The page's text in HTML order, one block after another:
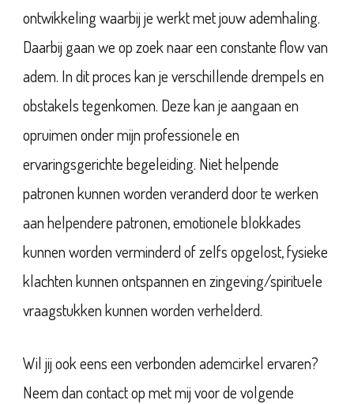
ontwikkeling waarbij je werkt met jouw ademhaling.
Daarbij gaan we op zoek naar een constante flow van
adem. In dit proces kan je verschillende drempels en
obstakels tegenkomen. Deze kan je aangaan en
opruimen onder mijn professionele en
ervaringsgerichte begeleiding. Niet helpende
patronen kunnen worden veranderd door te werken
aan helpendere patronen, emotionele blokkades
kunnen worden verminderd of zelfs opgelost, fysieke
klachten kunnen ontspannen en zingeving/spirituele
vraagstukken kunnen worden verhelderd.
Wil jij ook eens een verbonden ademcirkel ervaren?
Neem dan contact op met mij voor de volgende